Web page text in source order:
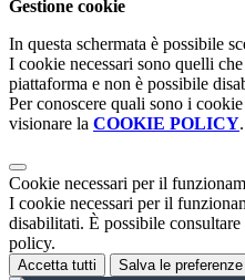
Gestione cookie
In questa schermata è possibile
I cookie necessari sono quelli
piattaforma e non è possibile
Per conoscere quali sono i
visionare la COOKIE POLICY.
Cookie necessari per il
I cookie necessari per il
disabilitati. È possibile
policy.
Accetta tutti Salva le preferenze